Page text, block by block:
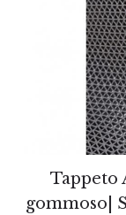
Tappeto
gommoso|